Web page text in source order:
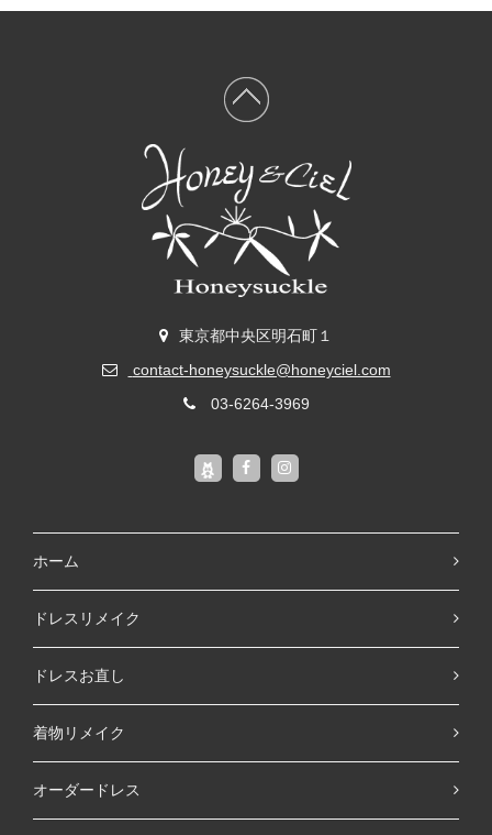
東京都中央区明石町１
contact-honeysuckle@honeyciel.com
03-6264-3969
ホーム
ドレスリメイク
ドレスお直し
着物リメイク
オーダードレス